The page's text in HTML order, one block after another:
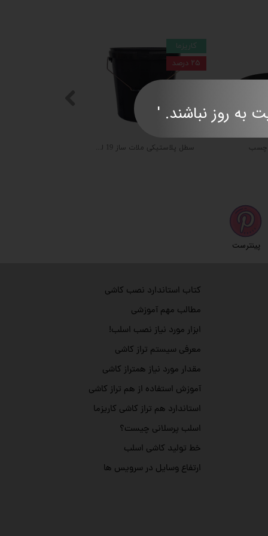
سطل پلاستیکی ملات ساز 19 لیتری
کاریزما
۲۵ درصد
چسب
پینترست
کتاب استاندارد نصب کاشی
مطالب مهم آموزشی
ابزار مورد نیاز نصب اسلب!
معرفی سیستم تراز کاشی
مقدار مورد نیاز همتراز کاشی
آموزش استفاده از هم تراز کاشی
استاندارد هم تراز کاشی کاریزما
اسلب پرسلانی چیست؟
خط تولید کاشی اسلب
ارتفاع وسایل در سرویس ها
به روز نباشند. '​​​​​​​​​​​​​​